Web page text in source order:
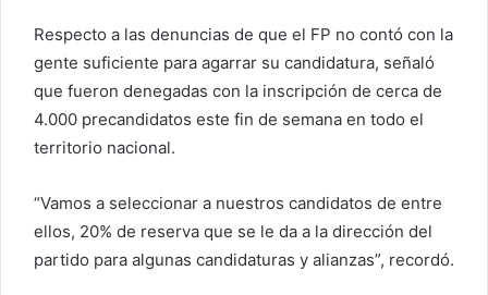
Respecto a las denuncias de que el FP no contó con la
gente suficiente para agarrar su candidatura, señaló
que fueron denegadas con la inscripción de cerca de
4.000 precandidatos este fin de semana en todo el
territorio nacional.
“Vamos a seleccionar a nuestros candidatos de entre
ellos, 20% de reserva que se le da a la dirección del
partido para algunas candidaturas y alianzas”, recordó.